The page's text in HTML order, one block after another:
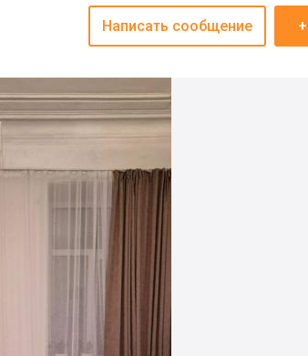
Написать сообщение